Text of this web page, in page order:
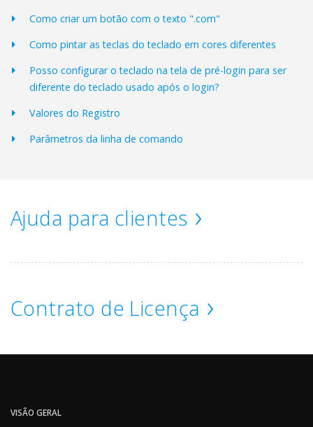
Como criar um botão com o texto ".com"
Como pintar as teclas do teclado em cores diferentes
Posso configurar o teclado na tela de pré-login para ser
diferente do teclado usado após o login?
Valores do Registro
Parâmetros da linha de comando
Ajuda para clientes
Contrato de Licença
VISÃO GERAL